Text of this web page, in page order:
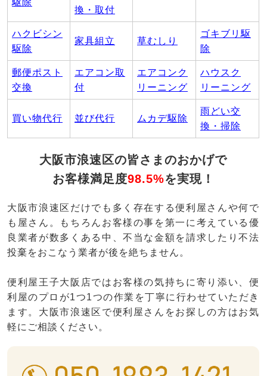
駆除
換・取付
ハクビシン
駆除
家具組立 草むしり
ゴキブリ駆
除
郵便ポスト
交換
エアコン取
付
エアコンク
リーニング
ハウスク
リーニング
買い物代行 並び代行 ムカデ駆除
雨どい交
換・掃除
大阪市浪速区の皆さまのおかげで
お客様満足度98.5%を実現！
大阪市浪速区だけでも多く存在する便利屋さんや何で
も屋さん。もちろんお客様の事を第一に考えている優
良業者が数多くある中、不当な金額を請求したり不法
投棄をおこなう業者が後を絶ちません。
便利屋王子大阪店ではお客様の気持ちに寄り添い、便
利屋のプロが1つ1つの作業を丁寧に行わせていただき
ます。大阪市浪速区で便利屋さんをお探しの方はお気
軽にご相談ください。